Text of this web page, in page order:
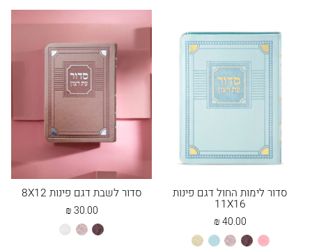
סדור לימות החול דגם פינות
11X16
40.00
₪
ורודחום כספסףמנטה שמנת
סדור לשבת דגם פינות 8X12
30.00
₪
חום כספסף
לבן